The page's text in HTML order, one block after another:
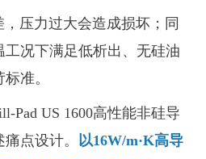
压力过大会造成损坏；同
况下满足低析出、无硅油
准。
Pad US 1600高性能非硅导
点设计。 以16W/m·K高导